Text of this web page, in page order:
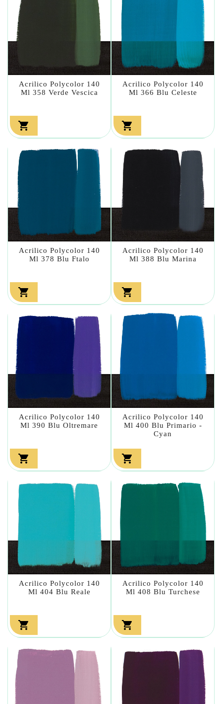
Acrilico Polycolor 140
Ml 358 Verde Vescica

Acrilico Polycolor 140
Ml 366 Blu Celeste

Acrilico Polycolor 140
Ml 378 Blu Ftalo

Acrilico Polycolor 140
Ml 388 Blu Marina

Acrilico Polycolor 140
Ml 390 Blu Oltremare

Acrilico Polycolor 140
Ml 400 Blu Primario -
Cyan

Acrilico Polycolor 140
Ml 404 Blu Reale

Acrilico Polycolor 140
Ml 408 Blu Turchese
